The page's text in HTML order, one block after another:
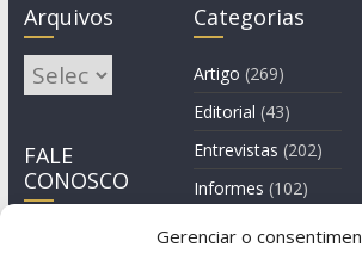
Gerenciar o
Arquivos
Arquivos
FALE
CONOSCO
Categorias
Artigo (269)
Editorial (43)
Entrevistas (202)
Informes (102)